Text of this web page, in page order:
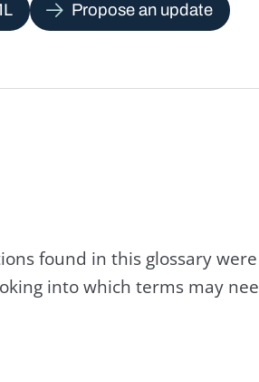
Propose an update
found in this glossary
into which terms may